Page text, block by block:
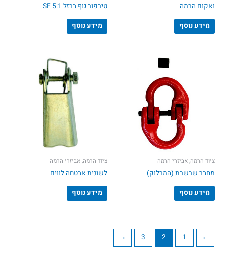
ואקום הרמה
מידע נוסף
טירפור גוף ברזל SF 5:1
מידע נוסף
ציוד הרמה, אביזרי הרמה
מחבר שרשרת (המרלוק)
מידע נוסף
ציוד הרמה, אביזרי הרמה
לשונית אבטחה לווים
מידע נוסף
→
1
2
3
←